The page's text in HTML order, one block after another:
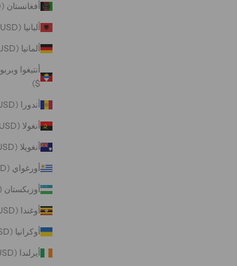
أفغانستان (USD $)
ألبانيا (USD $)
ألمانيا (USD $)
$)
أندورا (USD $)
أنغولا (USD $)
أنغويلا (USD $)
أورغواي (USD $)
أوزبكستان (USD $)
أوغندا (USD $)
أوكرانيا (USD $)
أيرلندا (USD $)